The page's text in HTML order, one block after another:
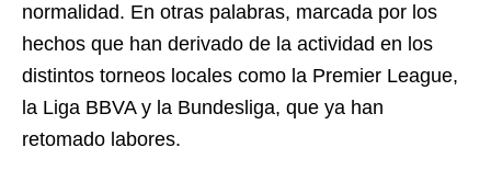
normalidad. En otras palabras, marcada por los
hechos que han derivado de la actividad en los
distintos torneos locales como la Premier League,
la Liga BBVA y la Bundesliga, que ya han
retomado labores.